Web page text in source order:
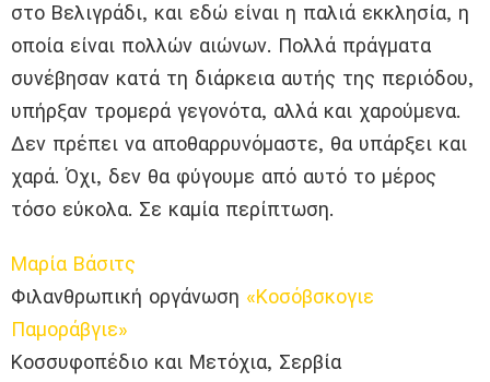
στο Βελιγράδι, και εδώ είναι η παλιά εκκλησία, η
οποία είναι πολλών αιώνων. Πολλά πράγματα
συνέβησαν κατά τη διάρκεια αυτής της περιόδου,
υπήρξαν τρομερά γεγονότα, αλλά και χαρούμενα.
Δεν πρέπει να αποθαρρυνόμαστε, θα υπάρξει και
χαρά. Όχι, δεν θα φύγουμε από αυτό το μέρος
τόσο εύκολα. Σε καμία περίπτωση.
Μαρία Βάσιτς
Φιλανθρωπική οργάνωση «Κοσόβσκογιε
Παμοράβγιε»
Κοσσυφοπέδιο και Μετόχια, Σερβία